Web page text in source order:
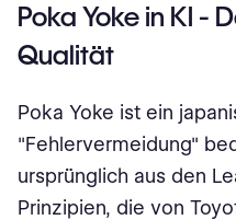
Poka Yoke in KI -
Qualität
Poka Yoke ist ein
"Fehlervermeidung"
ursprünglich aus den
Prinzipien, die von